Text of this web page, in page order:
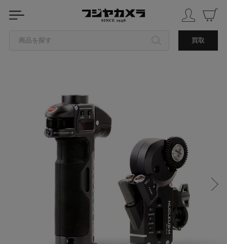
商品を探す 買取
ブランドから探す
中古品を探す